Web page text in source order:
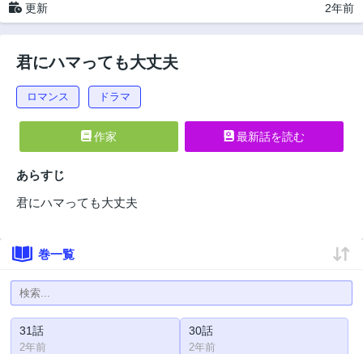
更新 2年前
君にハマっても大丈夫
ロマンス ドラマ
作家 最新話を読む
あらすじ
君にハマっても大丈夫
巻一覧
31話
2年前
30話
2年前